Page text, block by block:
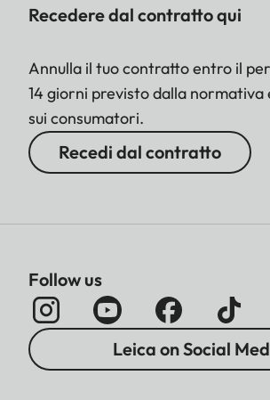
Recedere dal contratto qui
Annulla il tuo contratto entro il
14 giorni previsto dalla normativa
sui consumatori.
Recedi dal contratto
Follow us
Leica on Social